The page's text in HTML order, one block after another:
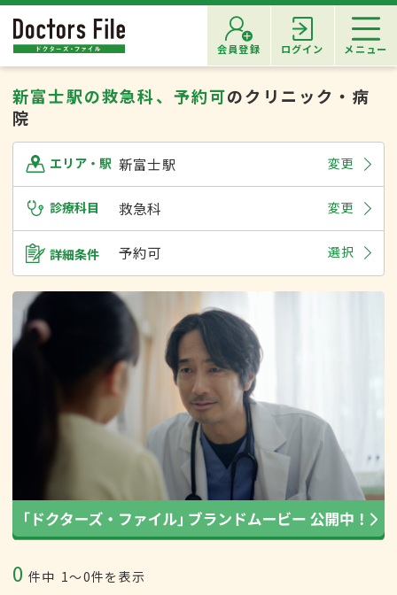
会員登録 ログイン メニュー
新富士駅の救急科、予約可のクリニック・病
院
エリア・駅 新富士駅 変更
診療科目 救急科 変更
詳細条件 予約可 選択
0 件中 1〜0件を表示